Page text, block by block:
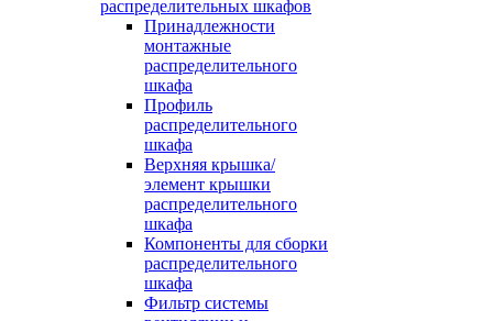
распределительных шкафов
Принадлежности
монтажные
распределительного
шкафа
Профиль
распределительного
шкафа
Верхняя крышка/
элемент крышки
распределительного
шкафа
Компоненты для сборки
распределительного
шкафа
Фильтр системы